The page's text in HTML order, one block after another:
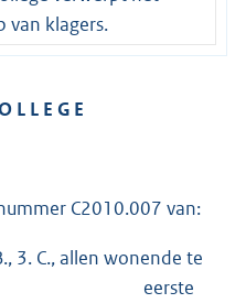
van klagers.
L L E G E
C2010.007 van:
wonende te
in eerste